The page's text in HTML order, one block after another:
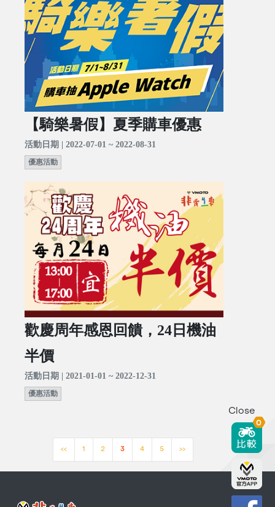
【騎樂暑假】夏季購車優惠
活動日期 | 2022-07-01 ~ 2022-08-31
優惠活動
歡慶周年感恩回饋，24日機油
半價
活動日期 | 2021-01-01 ~ 2022-12-31
優惠活動
<< 1 2 3 4 5 >>
Close
0